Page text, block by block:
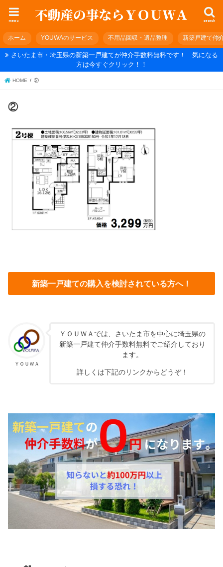
search
menu
ホーム YOUWAのサービス 不用品回収・遺品整理 新築戸建て仲
さいたま市・埼玉県の新築一戸建てが仲介手数料無料です！ 気になる
方は今すぐクリック！！
HOME ②
②
新築一戸建ての購入を検討されている方へ！
ＹＯＵＷＡ
ＹＯＵＷＡでは、さいたま市を中心に埼玉県の
新築一戸建て仲介手数料無料でご紹介しており
ます。
詳しくは下記のリンクからどうぞ！